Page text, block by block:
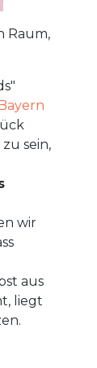
Raum,
sein,
wir
aus
liegt